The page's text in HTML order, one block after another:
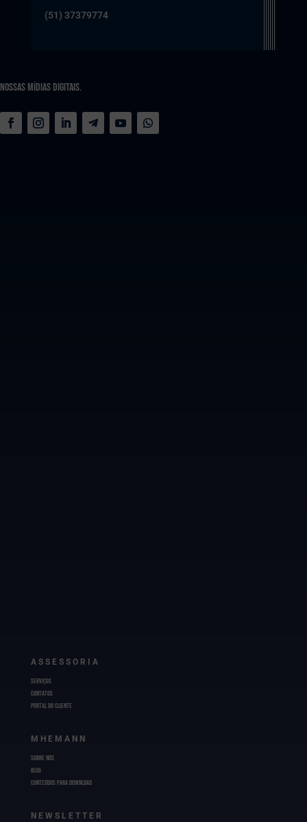
(51) 37379774
Nossas Mídias Digitais.
ASSESSORIA
Serviços
Contatos
Portal do Cliente
MHEMANN
Sobre Nós
BLOG
Conteúdos para Download
NEWSLETTER